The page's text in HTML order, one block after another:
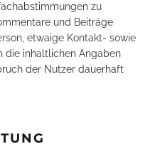
zu
und Beiträge
etwaige Kontakt- sowie
die inhaltlichen Angaben
der Nutzer dauerhaft